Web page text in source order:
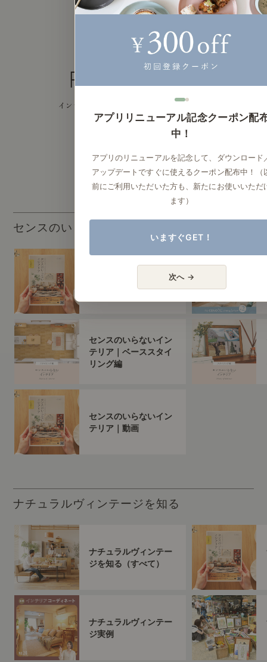
センスのいらないインテリア
センスのいらないイン
テリア（すべて）
センスのいらないイン
テリア｜ベーススタイ
リング編
センスのいらないイン
テリア｜動画
ナチュラルヴィンテージを知る
ナチュラルヴィンテー
ジを知る（すべて）
ナチュラルヴィンテー
ジ実例
アプリリニューアル記念クーポン配
中！
アプリのリニューアルを記念して、ダウンロード
アップデートですぐに使えるクーポン配布中！（
前にご利用いただいた方も、新たにお使いいただ
ます）
いますぐGET！
次へ →